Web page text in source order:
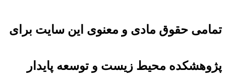
تمامی حقوق مادی و معنوی این سایت برای
پژوهشکده محیط زیست و توسعه پایدار